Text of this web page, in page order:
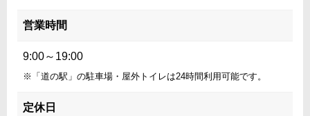
営業時間
9:00～19:00
※「道の駅」の駐車場・屋外トイレは24時間利用可能です。
定休日